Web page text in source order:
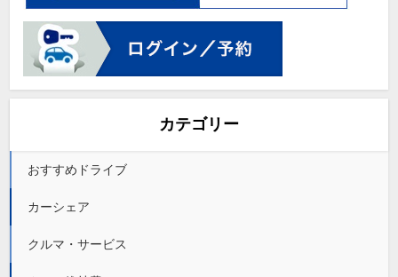
カテゴリー
おすすめドライブ
カーシェア
クルマ・サービス